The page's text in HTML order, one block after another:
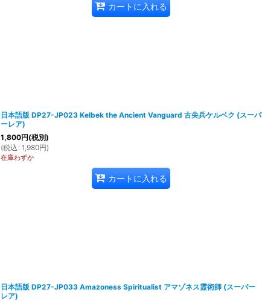
カートに入れる
日本語版 DP27-JP023 Kelbek the Ancient Vanguard 古尖兵ケルベク (スーパ
ーレア)
1,800円(税別)
(税込 : 1,980円)
在庫わずか
カートに入れる
日本語版 DP27-JP033 Amazoness Spiritualist アマゾネス霊術師 (スーパー
レア)